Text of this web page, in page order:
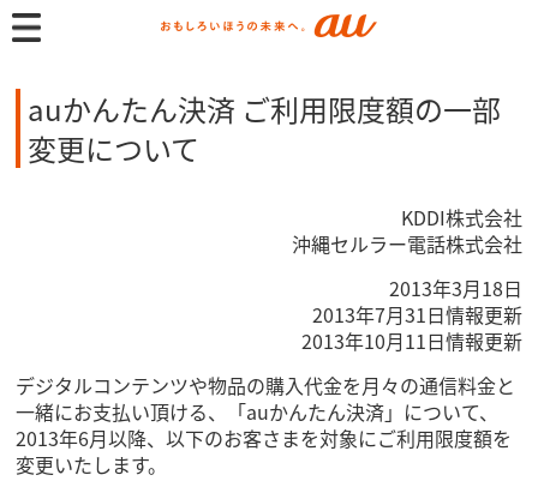
auかんたん決済 ご利用限度額の一部
変更について
KDDI株式会社
沖縄セルラー電話株式会社
2013年3月18日
2013年7月31日情報更新
2013年10月11日情報更新
デジタルコンテンツや物品の購入代金を月々の通信料金と
一緒にお支払い頂ける、「auかんたん決済」について、
2013年6月以降、以下のお客さまを対象にご利用限度額を
変更いたします。